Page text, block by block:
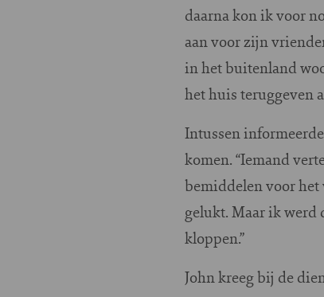
daarna kon ik voor
aan voor zijn
in het buitenland
het huis teruggeven
Intussen
komen. “Iemand
bemiddelen voor
gelukt. Maar ik werd
kloppen.”
John kreeg bij de